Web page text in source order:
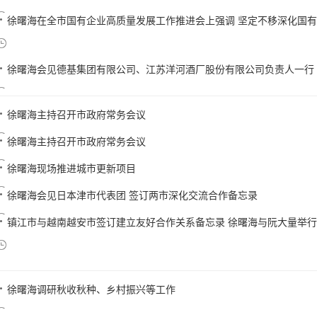
徐曙海在全市国有企业高质量发展工作推进会上强调 坚定不移深化国
徐曙海会见德基集团有限公司、江苏洋河酒厂股份有限公司负责人一行
徐曙海主持召开市政府常务会议
徐曙海主持召开市政府常务会议
徐曙海现场推进城市更新项目
徐曙海会见日本津市代表团 签订两市深化交流合作备忘录
镇江市与越南越安市签订建立友好合作关系备忘录 徐曙海与阮大量举
徐曙海调研秋收秋种、乡村振兴等工作